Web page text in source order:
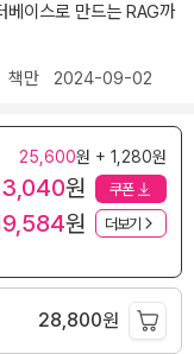
이스로 만드는 RAG까
책만 2024-09-02
25,600원 + 1,280원
원 쿠폰
원 더보기
28,800원